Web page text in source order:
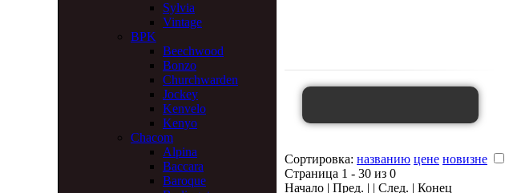
Sylvia
Vintage
BPK
Beechwood
Bonzo
Churchwarden
Jockey
Kenvelo
Kenyo
Chacom
Alpina
Baccara
Baroque
Сортировка: названию цене новизне
Страница 1 - 30 из 0
Начало | Пред. | | След. | Конец